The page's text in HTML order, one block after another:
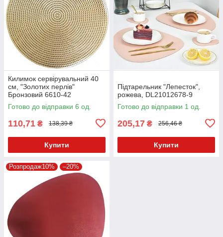
Килимок сервірувальний 40
см, "Золотих перлів"
Бронзовий 6610-42
Готово до відправки 6 од.
110,71 ₴ 138,39 ₴
Купити
Підтарельник "Лепесток",
рожева, DL21012678-9
Готово до відправки 1 од.
205,17 ₴ 256,46 ₴
Купити
Розпродаж10% –20%